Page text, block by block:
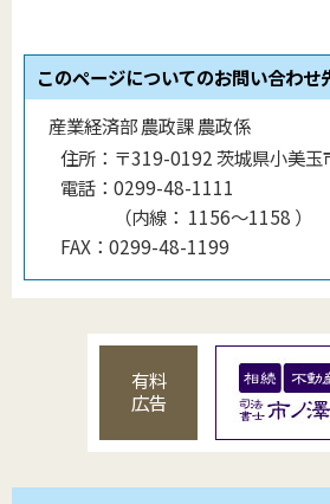
このページについてのお問い合わせ
産業経済部 農政課 農政係
住所： 〒319-0192 茨城県小美玉
電話： 0299-48-1111
（内線 ： 1156〜1158 ）
FAX： 0299-48-1199
有料
広告